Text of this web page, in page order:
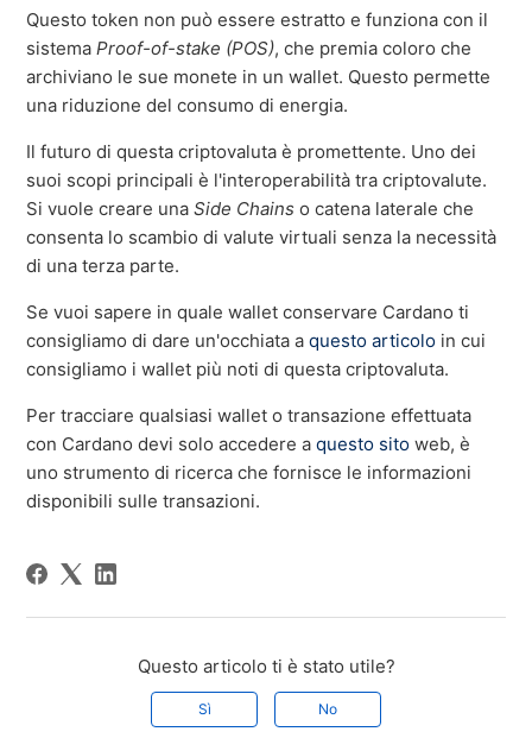
Questo token non può essere estratto e funziona con il
sistemaProof-of-stake (POS), che premia coloro che
archiviano le sue monete in un wallet. Questo permette
una riduzione del consumo di energia.
Il futuro di questa criptovaluta è promettente. Uno dei
suoi scopi principali è l'interoperabilità tra criptovalute.
Si vuole creare unaSide Chains o catena laterale che
consenta lo scambio di valute virtuali senza la necessità
di una terza parte.
Se vuoi sapere in quale wallet conservare Cardano ti
consigliamo di dare un'occhiata aquesto articolo in cui
consigliamo i wallet più noti di questa criptovaluta.
Per tracciare qualsiasi wallet o transazione effettuata
con Cardano devi solo accedere aquesto sito web, è
uno strumento di ricerca che fornisce le informazioni
disponibili sulle transazioni.
Questo articolo ti è stato utile?
Sì No